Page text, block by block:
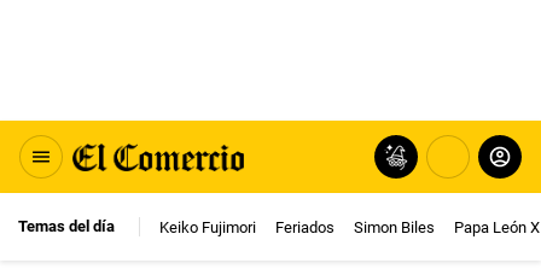
Temas del día Keiko Fujimori Feriados Simon Biles Papa León